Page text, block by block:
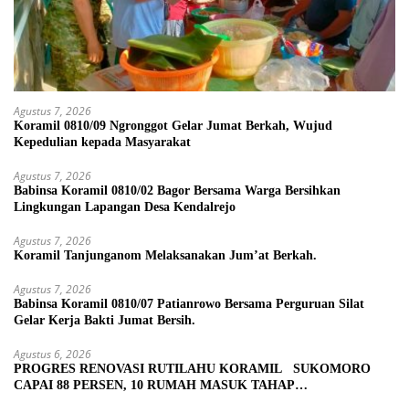
Agustus 7, 2026
Koramil 0810/09 Ngronggot Gelar Jumat Berkah, Wujud
Kepedulian kepada Masyarakat
Agustus 7, 2026
Babinsa Koramil 0810/02 Bagor Bersama Warga Bersihkan
Lingkungan Lapangan Desa Kendalrejo
Agustus 7, 2026
Koramil Tanjunganom Melaksanakan Jum’at Berkah.
Agustus 7, 2026
Babinsa Koramil 0810/07 Patianrowo Bersama Perguruan Silat
Gelar Kerja Bakti Jumat Bersih.
Agustus 6, 2026
PROGRES RENOVASI RUTILAHU KORAMIL SUKOMORO
CAPAI 88 PERSEN, 10 RUMAH MASUK TAHAP